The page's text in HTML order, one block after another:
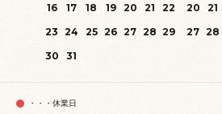
16
17 18 19 20 21
22
23 24 25 26 27 28 29
30
31
20
21
27 28
・・・休業日